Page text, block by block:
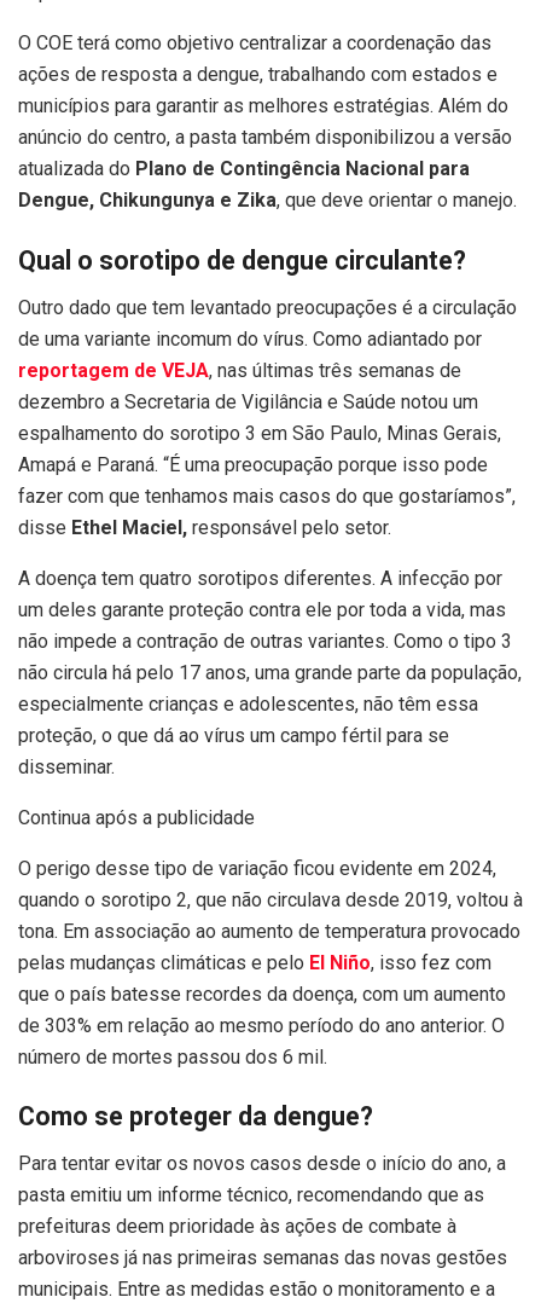
O COE terá como objetivo centralizar a coordenação das
ações de resposta a dengue, trabalhando com estados e
municípios para garantir as melhores estratégias. Além do
anúncio do centro, a pasta também disponibilizou a versão
atualizada do Plano de Contingência Nacional para
Dengue, Chikungunya e Zika, que deve orientar o manejo.
Qual o sorotipo de dengue circulante?
Outro dado que tem levantado preocupações é a circulação
de uma variante incomum do vírus. Como adiantado por
reportagem de VEJA, nas últimas três semanas de
dezembro a Secretaria de Vigilância e Saúde notou um
espalhamento do sorotipo 3 em São Paulo, Minas Gerais,
Amapá e Paraná. “É uma preocupação porque isso pode
fazer com que tenhamos mais casos do que gostaríamos”,
disse Ethel Maciel, responsável pelo setor.
A doença tem quatro sorotipos diferentes. A infecção por
um deles garante proteção contra ele por toda a vida, mas
não impede a contração de outras variantes. Como o tipo 3
não circula há pelo 17 anos, uma grande parte da população,
especialmente crianças e adolescentes, não têm essa
proteção, o que dá ao vírus um campo fértil para se
disseminar.
Continua após a publicidade
O perigo desse tipo de variação ficou evidente em 2024,
quando o sorotipo 2, que não circulava desde 2019, voltou à
tona. Em associação ao aumento de temperatura provocado
pelas mudanças climáticas e pelo El Niño, isso fez com
que o país batesse recordes da doença, com um aumento
de 303% em relação ao mesmo período do ano anterior. O
número de mortes passou dos 6 mil.
Como se proteger da dengue?
Para tentar evitar os novos casos desde o início do ano, a
pasta emitiu um informe técnico, recomendando que as
prefeituras deem prioridade às ações de combate à
arboviroses já nas primeiras semanas das novas gestões
municipais. Entre as medidas estão o monitoramento e a